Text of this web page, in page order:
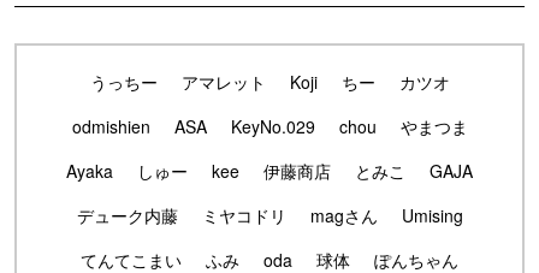
うっちー アマレット Koji ちー
カツオ
odmishien
ASA KeyNo.029 chou
やまつま
Ayaka
しゅー kee 伊藤商店 とみこ
GAJA
デューク内藤
ミヤコドリ magさん
Umising
てんてこまい
ふみ oda 球体
ぽんちゃん